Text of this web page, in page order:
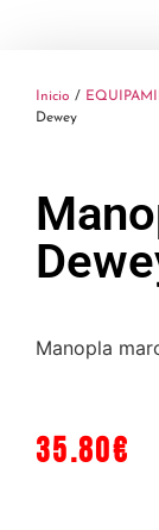
Inicio /
Dewey
Manopla
35.80€